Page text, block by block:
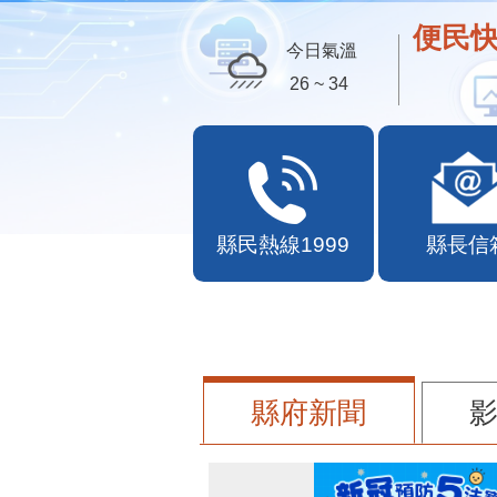
便民
今日氣溫
26 ~ 34
縣民熱線1999 縣長信
縣府新聞